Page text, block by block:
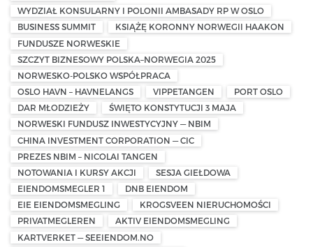
WYDZIAŁ KONSULARNY I POLONII AMBASADY RP W OSLO
BUSINESS SUMMIT
KSIĄŻĘ KORONNY NORWEGII HAAKON
FUNDUSZE NORWESKIE
SZCZYT BIZNESOWY POLSKA–NORWEGIA 2025
NORWESKO-POLSKO WSPÓŁPRACA
OSLO HAVN – HAVNELANGS
VIPPETANGEN
PORT OSLO
DAR MŁODZIEŻY
ŚWIĘTO KONSTYTUCJI 3 MAJA
NORWESKI FUNDUSZ INWESTYCYJNY — NBIM
CHINA INVESTMENT CORPORATION — CIC
PREZES NBIM – NICOLAI TANGEN
NOTOWANIA I KURSY AKCJI
SESJA GIEŁDOWA
EIENDOMSMEGLER 1
DNB EIENDOM
EIE EIENDOMSMEGLING
KROGSVEEN NIERUCHOMOŚCI
PRIVATMEGLEREN
AKTIV EIENDOMSMEGLING
KARTVERKET — SEEIENDOM.NO